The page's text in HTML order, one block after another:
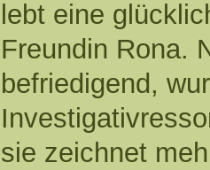
lebt eine
Freundin Rona.
befriedigend,
sie zeichnet